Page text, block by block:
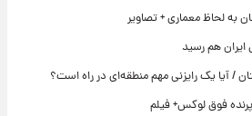
به لحاظ معماری + تصاویر
ایران هم رسید
/ آیا یک رایزنی مهم منطقه‌ای در راه است؟
فوق لوکس+ فیلم